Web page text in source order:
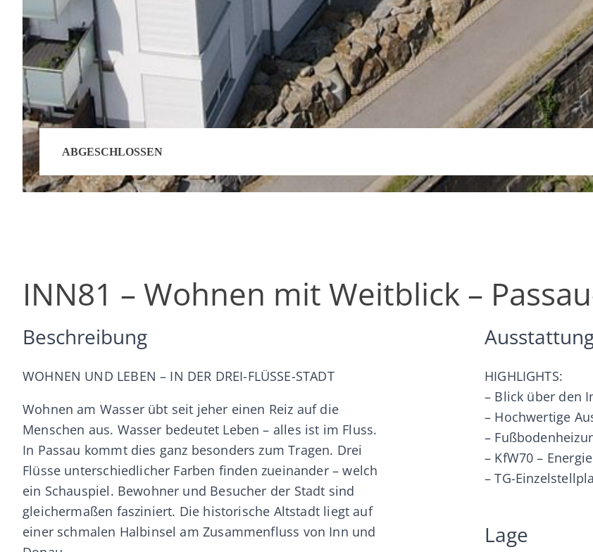
ABGESCHLOSSEN
INN81 – Wohnen mit Weitblick –
Beschreibung
WOHNEN UND LEBEN – IN DER DREI-FLÜSSE-STADT
Wohnen am Wasser übt seit jeher einen Reiz auf die
Menschen aus. Wasser bedeutet Leben – alles ist im Fluss.
In Passau kommt dies ganz besonders zum Tragen. Drei
Flüsse unterschiedlicher Farben finden zueinander – welch
ein Schauspiel. Bewohner und Besucher der Stadt sind
gleichermaßen fasziniert. Die historische Altstadt liegt auf
einer schmalen Halbinsel am Zusammenfluss von Inn und
HIGHLIGHTS:
– Blick über den
– Hochwertige
–
– KfW70 –
– TG-
Lage